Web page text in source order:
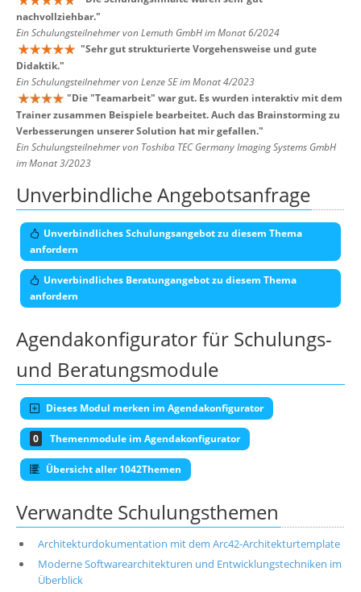
nachvollziehbar."
Ein Schulungsteilnehmer von Lemuth GmbH im Monat 6/2024
"Sehr gut strukturierte Vorgehensweise und gute
Didaktik."
Ein Schulungsteilnehmer von Lenze SE im Monat 4/2023
"Die "Teamarbeit" war gut. Es wurden interaktiv mit dem
Trainer zusammen Beispiele bearbeitet. Auch das Brainstorming zu
Verbesserungen unserer Solution hat mir gefallen."
Ein Schulungsteilnehmer von Toshiba TEC Germany Imaging Systems GmbH
im Monat 3/2023
Unverbindliche Angebotsanfrage
Unverbindliches Schulungsangebot zu diesem Thema
anfordern
Unverbindliches Beratungangebot zu diesem Thema
anfordern
Agendakonfigurator für Schulungs-
und Beratungsmodule
Dieses Modul merken im Agendakonfigurator
0 Themenmodule im Agendakonfigurator
Übersicht aller 1042Themen
Verwandte Schulungsthemen
Architekturdokumentation mit dem Arc42-Architekturtemplate
Moderne Softwarearchitekturen und Entwicklungstechniken im
Überblick